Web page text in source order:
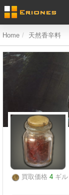
Home 天然香辛料
買取価格 4 ギル